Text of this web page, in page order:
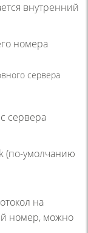
внутренний
номера
сервера
сервера
(по-умолчанию
на
номер, можно